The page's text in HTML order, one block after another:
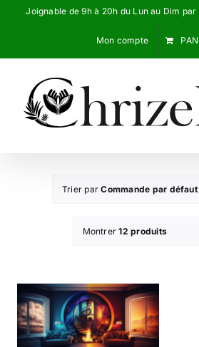
PasserJoignable de 9h à 20h du Lun au Dim
Mon compte
Trier parCommande par défaut
Montrer12 produits